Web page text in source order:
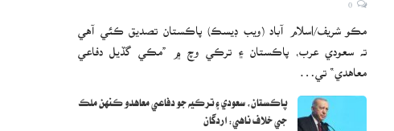
مڪو شريف/اسلام آباد (ويب ڊيسڪ) پاڪستان تصديق ڪئي آهي
ته سعودي عرب، پاڪستان ۽ ترڪي وچ ۾ ”مڪي گڏيل دفاعي
معاهدي“ تي…
پاڪستان، سعودي ۽ ترڪيه جو دفاعي معاهدو ڪنهن ملڪ
جي خلاف ناهي: اردگان